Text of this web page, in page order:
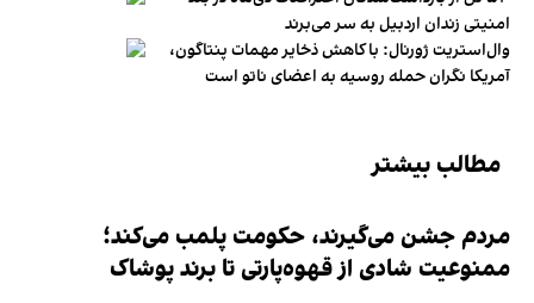
امنیتی زندان اردبیل به سر می‌برند
وال‌استریت ژورنال: با کاهش ذخایر مهمات پنتاگون،
آمریکا نگران حمله روسیه به اعضای ناتو‌ است
مطالب بیشتر
مردم جشن می‌گیرند، حکومت پلمب می‌کند؛
ممنوعیت شادی از قهوه‌پارتی تا برند پوشاک